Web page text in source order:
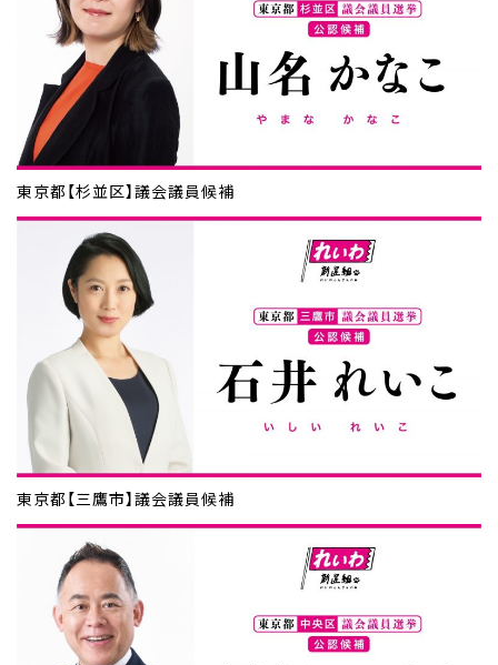
東京都【杉並区】議会議員候補
東京都【三鷹市】議会議員候補